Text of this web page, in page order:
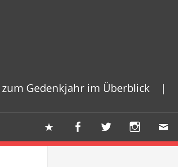
zum Gedenkjahr im Überblick |